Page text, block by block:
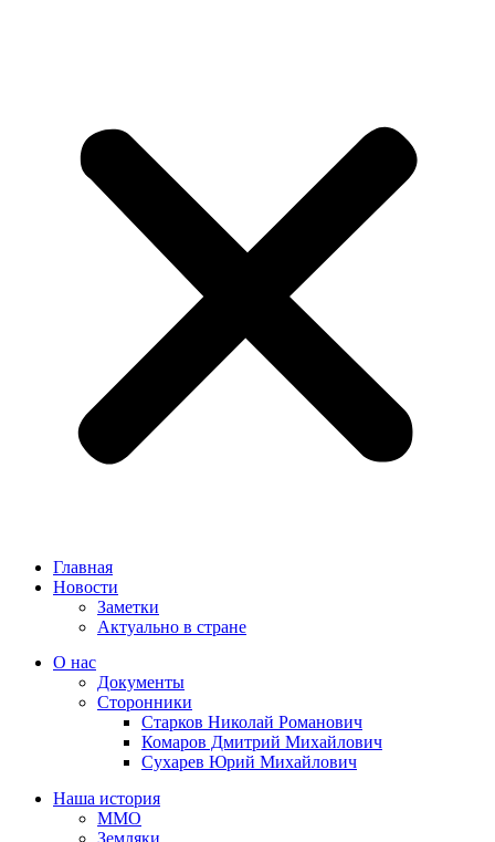
Главная
Новости
Заметки
Актуально в стране
О нас
Документы
Сторонники
Старков Николай Романович
Комаров Дмитрий Михайлович
Сухарев Юрий Михайлович
Наша история
ММО
Земляки